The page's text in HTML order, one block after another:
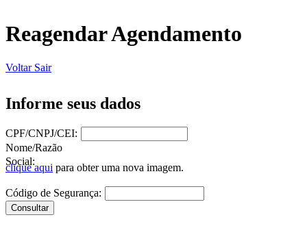
Reagendar Agendamento
Voltar Sair
Informe seus dados
CPF/CNPJ/CEI:
Nome/Razão
Social:
clique aqui para obter uma nova imagem.
Código de Segurança: